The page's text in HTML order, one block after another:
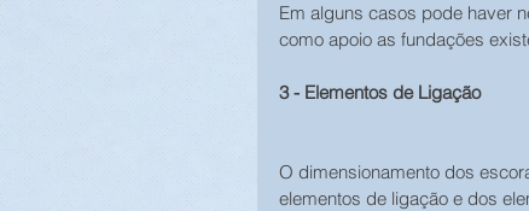
Em alguns casos pode haver
como apoio as fundações
3 - Elementos de Ligação
O dimensionamento dos
elementos de ligação e dos